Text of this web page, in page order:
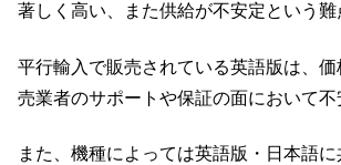
著しく高い、また供給が不安定という難
平行輸入で販売されている英語版は、
売業者のサポートや保証の面において不
また、機種によっては英語版・日本語